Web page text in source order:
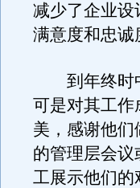
减少了企业设
满意度和忠诚
到年终时中
可是对其工作
美，感谢他
的管理层会
工展示他们的